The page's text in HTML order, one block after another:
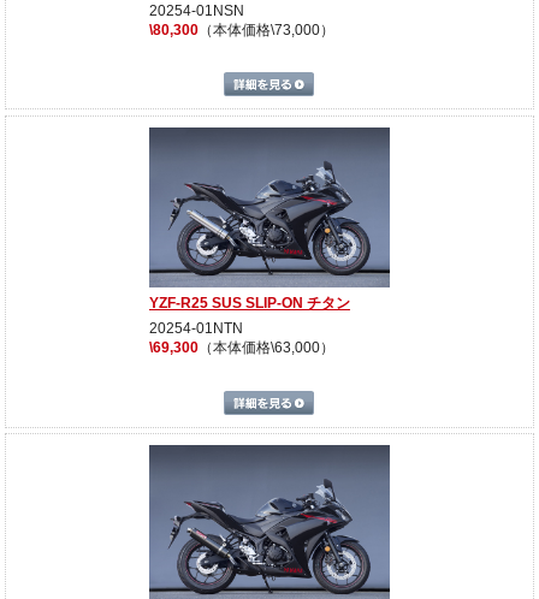
20254-01NSN
\80,300（本体価格\73,000）
YZF-R25 SUS SLIP-ON チタン
20254-01NTN
\69,300（本体価格\63,000）